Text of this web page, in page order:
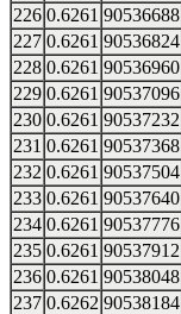
226 0.6261 90536688
227 0.6261 90536824
228 0.6261 90536960
229 0.6261 90537096
230 0.6261 90537232
231 0.6261 90537368
232 0.6261 90537504
233 0.6261 90537640
234 0.6261 90537776
235 0.6261 90537912
236 0.6261 90538048
237 0.6262 90538184